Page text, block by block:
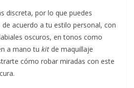
discreta, por lo que puedes
acuerdo a tu estilo personal, con
oscuros, en tonos como
a mano tu kit de maquillaje
cómo robar miradas con este